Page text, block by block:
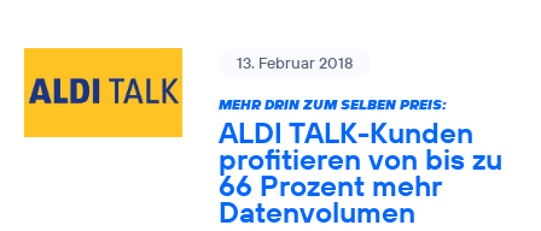
13. Februar 2018
MEHR DRIN ZUM SELBEN PREIS:
ALDI TALK-Kunden
profitieren von bis zu
66 Prozent mehr
Datenvolumen